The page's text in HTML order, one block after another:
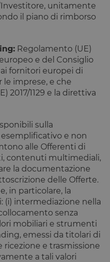
unitamente
il piano di rimborso
Regolamento (UE)
e del Consiglio
fornitori europei di
imprese, e che
2017/1129 e la direttiva
sulla
e non
alle Offerenti di
contenuti multimediali,
la documentazione
delle Offerte.
in particolare, la
(i) intermediazione nella
senza
mobiliari e strumenti
emessi da titolari di
ricezione e trasmissione
a tali valori